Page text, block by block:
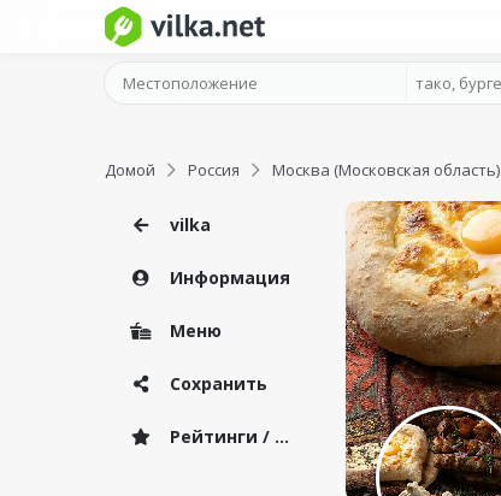
Домой Россия Москва (Московская область)
vilka
Информация
Меню
Сохранить
Рейтинги / Отзывы